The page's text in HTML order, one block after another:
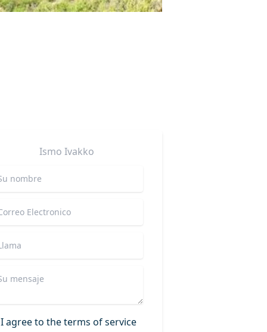
Ismo Ivakko
I agree to the terms of service